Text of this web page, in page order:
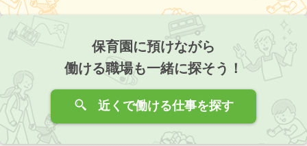
保育園に預けながら
働ける職場も一緒に探そう！
近くで働ける仕事を探す